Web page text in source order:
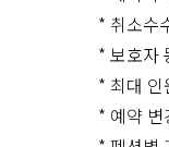
* 취소수
* 보호자
* 최대
* 예약